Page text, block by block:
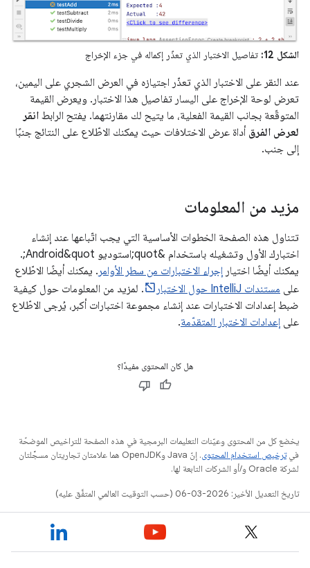
الشكل 12: تفاصيل الاختبار الذي تعذّر إكماله في جزء الإخراج
عند النقر على الاختبار الذي تعذّر اجتيازه في العرض الشجري على اليمين،
تعرض لوحة الإخراج على اليسار تفاصيل هذا الاختبار. ويعرض القيمة
المتوقّعة بجانب القيمة الفعلية، ما يتيح لك مقارنتهما. يفتح الرابط انقر
لعرض الفرق أداة عرض الاختلافات حيث يمكنك الاطّلاع على النتائج جنبًا
إلى جنب.
مزيد من المعلومات
تتناول هذه الصفحة الخطوات الأساسية التي يجب اتّباعها عند إنشاء
اختبارك الأول وتشغيله باستخدام &quot;استوديو Android&quot;.
يمكنك أيضًا اختيار إجراء الاختبارات من سطر الأوامر . يمكنك أيضًا الاطّلاع
على مستندات IntelliJ حول الاختبار
. لمزيد من المعلومات حول كيفية
ضبط إعدادات الاختبارات عند إنشاء مجموعة اختبارات أكبر، يُرجى الاطّلاع
على إعدادات الاختبار المتقدّمة.
هل كان المحتوى مفيدًا؟
يخضع كل من المحتوى وعيّنات التعليمات البرمجية في هذه الصفحة للتراخيص الموضحّة
فيترخيص استخدام المحتوى
. إنّ Java وOpenJDK هما علامتان تجاريتان مسجَّلتان
لشركة Oracle و/أو الشركات التابعة لها.
تاريخ التعديل الأخير: 2026-03-06 (حسب التوقيت العالمي المتفَّق عليه)